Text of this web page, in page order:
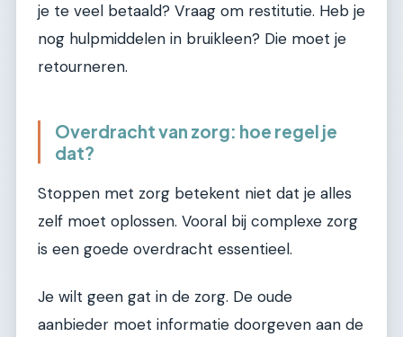
je te veel betaald? Vraag om restitutie. Heb je
nog hulpmiddelen in bruikleen? Die moet je
retourneren.
Overdracht van zorg: hoe regel je
dat?
Stoppen met zorg betekent niet dat je alles
zelf moet oplossen. Vooral bij complexe zorg
is een goede overdracht essentieel.
Je wilt geen gat in de zorg. De oude
aanbieder moet informatie doorgeven aan de